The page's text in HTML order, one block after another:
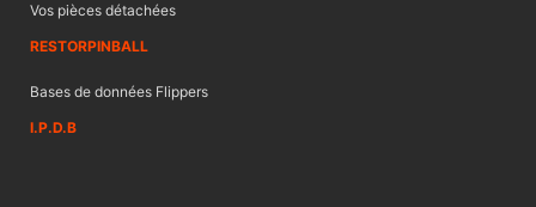
Vos pièces détachées
RESTORPINBALL
Bases de données Flippers
I.P.D.B